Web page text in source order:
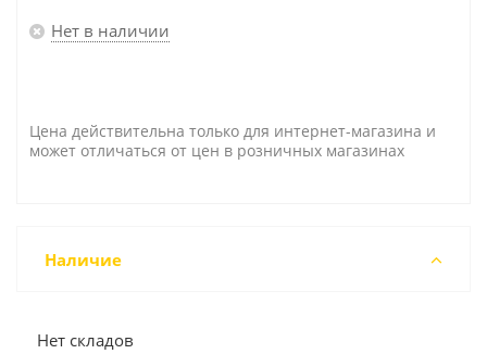
Нет в наличии
Цена действительна только для интернет-магазина и
может отличаться от цен в розничных магазинах
Наличие
Нет складов